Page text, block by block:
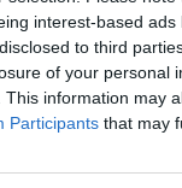
interest-based
to third
of your personal
This information may
Participants that may